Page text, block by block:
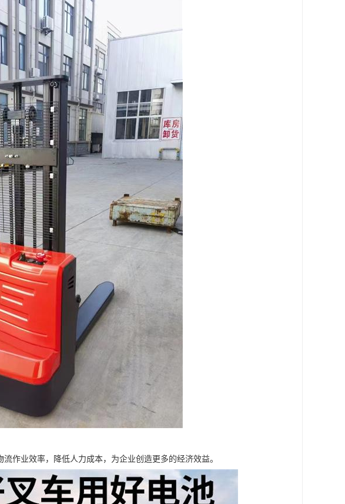
作业效率，降低人力成本，为企业创造更多的经济效益。